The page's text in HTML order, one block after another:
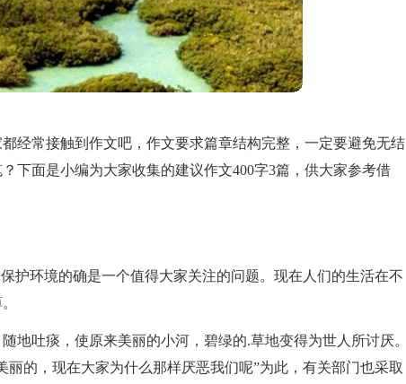
经常接触到作文吧，作文要求篇章结构完整，一定要避免无结
下面是小编为大家收集的建议作文400字3篇，供大家参考借
护环境的确是一个值得大家关注的问题。现在人们的生活在不
地吐痰，使原来美丽的小河，碧绿的.草地变得为世人所讨厌。
的，现在大家为什么那样厌恶我们呢”为此，有关部门也采取